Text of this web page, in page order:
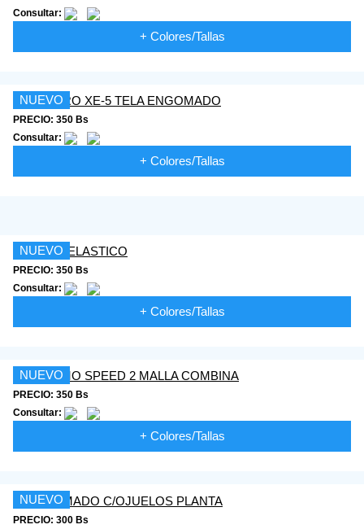
Consultar:
+ Colores/Tallas
NUEVO
PRECIO: 350 Bs
Consultar:
+ Colores/Tallas
NUEVO
PRECIO: 350 Bs
Consultar:
+ Colores/Tallas
NUEVO
PRECIO: 350 Bs
Consultar:
+ Colores/Tallas
NUEVO
PRECIO: 300 Bs